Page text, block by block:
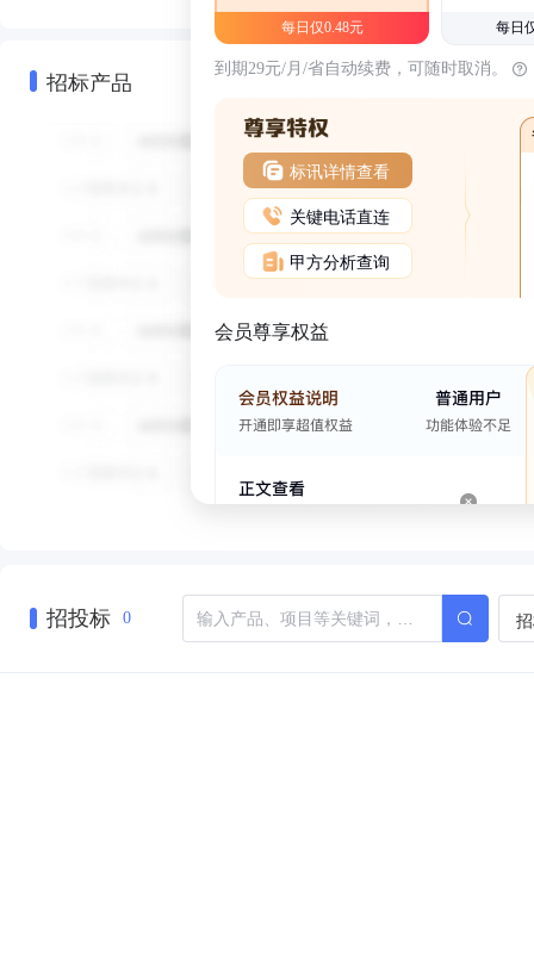
招标产品
每日仅0.48元 每日
到期29元/月/省自动续费，可随时取消。
标讯详情查看
关键电话直连
甲方分析查询
会员尊享权益
招投标 0